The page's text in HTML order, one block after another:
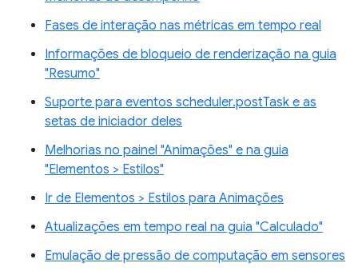
Fases de interação nas métricas em tempo real
Informações de bloqueio de renderização na guia
"Resumo"
Suporte para eventos scheduler.postTask e as
setas de iniciador deles
Melhorias no painel "Animações" e na guia
"Elementos > Estilos"
Ir de Elementos > Estilos para Animações
Atualizações em tempo real na guia "Calculado"
Emulação de pressão de computação em sensores